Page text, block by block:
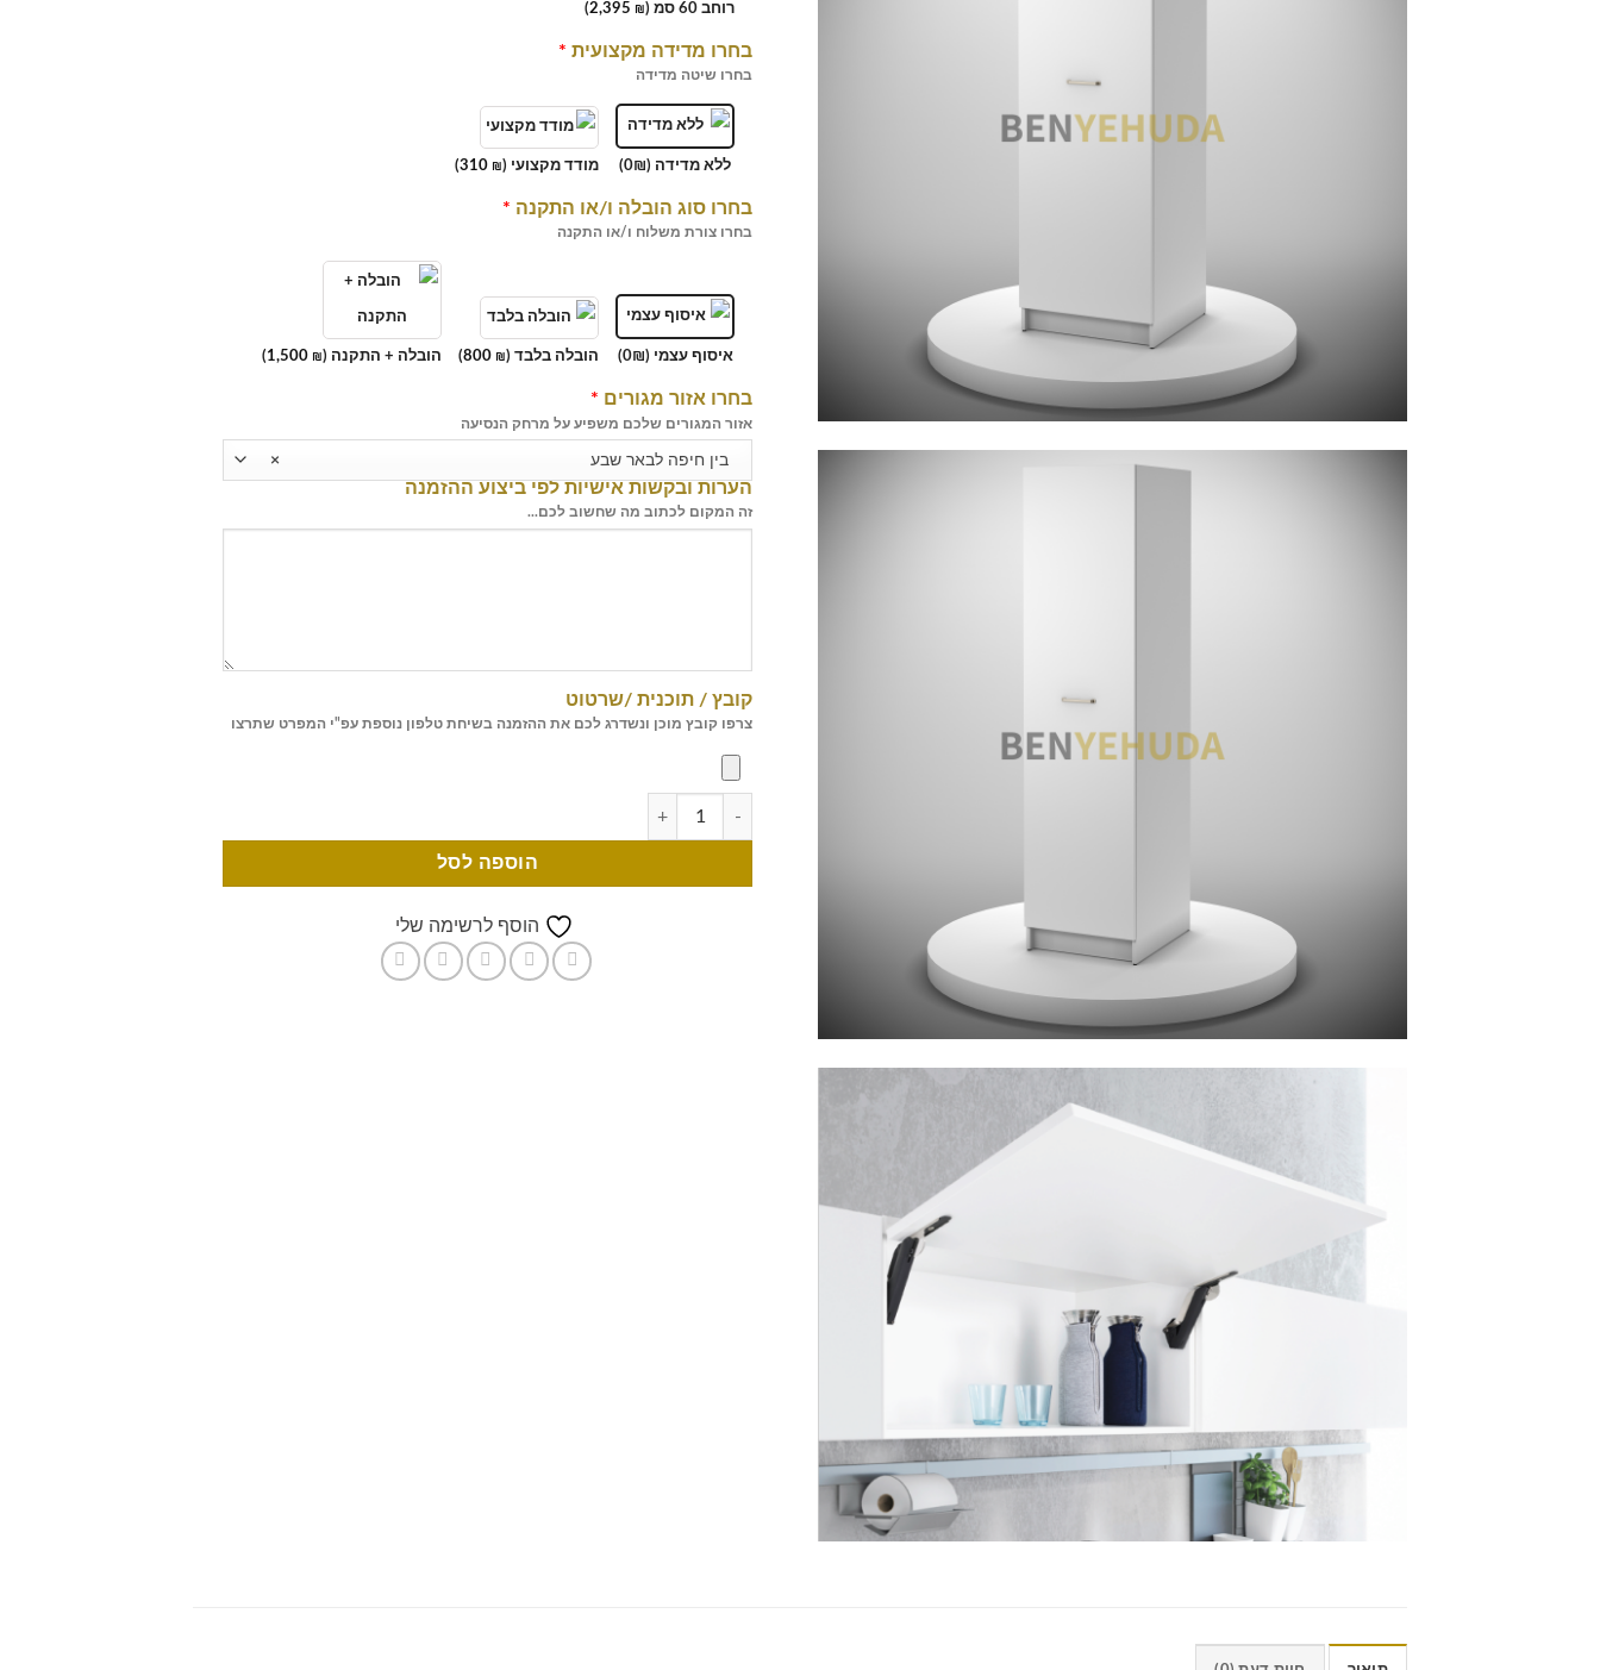
רוחב 60 סמ ( 2,395 ₪
)
בחרו מדידה מקצועית *
בחרו שיטה מדידה
ללא מדידה (0₪) מודד מקצועי ( 310 ₪
)
בחרו סוג הובלה ו/או התקנה *
בחרו צורת משלוח ו/או התקנה
איסוף עצמי (0₪) הובלה בלבד ( 800 ₪
) הובלה + התקנה ( 1,500 ₪
)
בחרו אזור מגורים *
אזור המגורים שלכם משפיע על מרחק הנסיעה
× בין חיפה לבאר שבע
הערות ובקשות אישיות לפי ביצוע ההזמנה
זה המקום לכתוב מה שחשוב לכם...
קובץ / תוכנית /שרטוט
צרפו קובץ מוכן ונשדרג לכם את ההזמנה בשיחת טלפון נוספת עפ"י המפרט שתרצו
הוספה לסל
הוסף לרשימה שלי